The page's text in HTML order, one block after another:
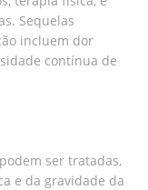
Sequelas
incluem dor
contínua de
ser tratadas,
e da gravidade da